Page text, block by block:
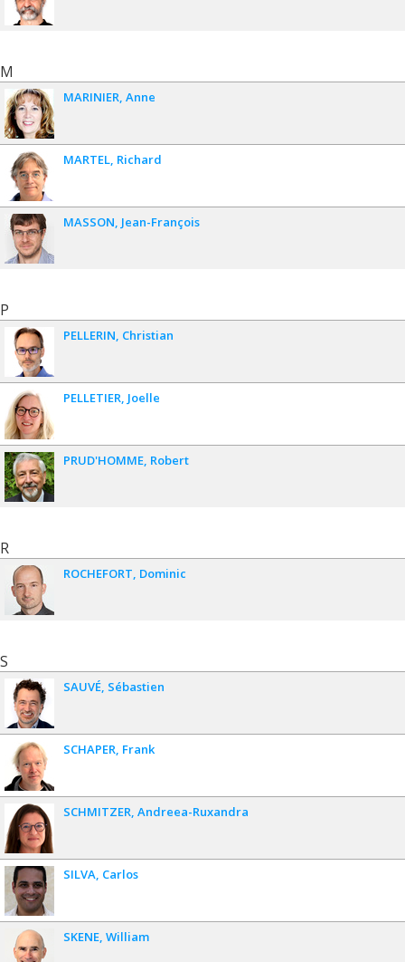
M
MARINIER Anne
MARTEL Richard
MASSON Jean-François
P
PELLERIN Christian
PELLETIER Joelle
PRUD'HOMME Robert
R
ROCHEFORT Dominic
S
SAUVÉ Sébastien
SCHAPER Frank
SCHMITZER Andreea-Ruxandra
SILVA Carlos
SKENE William